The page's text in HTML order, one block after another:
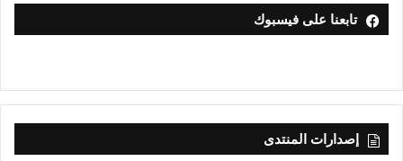
تابعنا على فيسبوك
إصدارات المنتدى